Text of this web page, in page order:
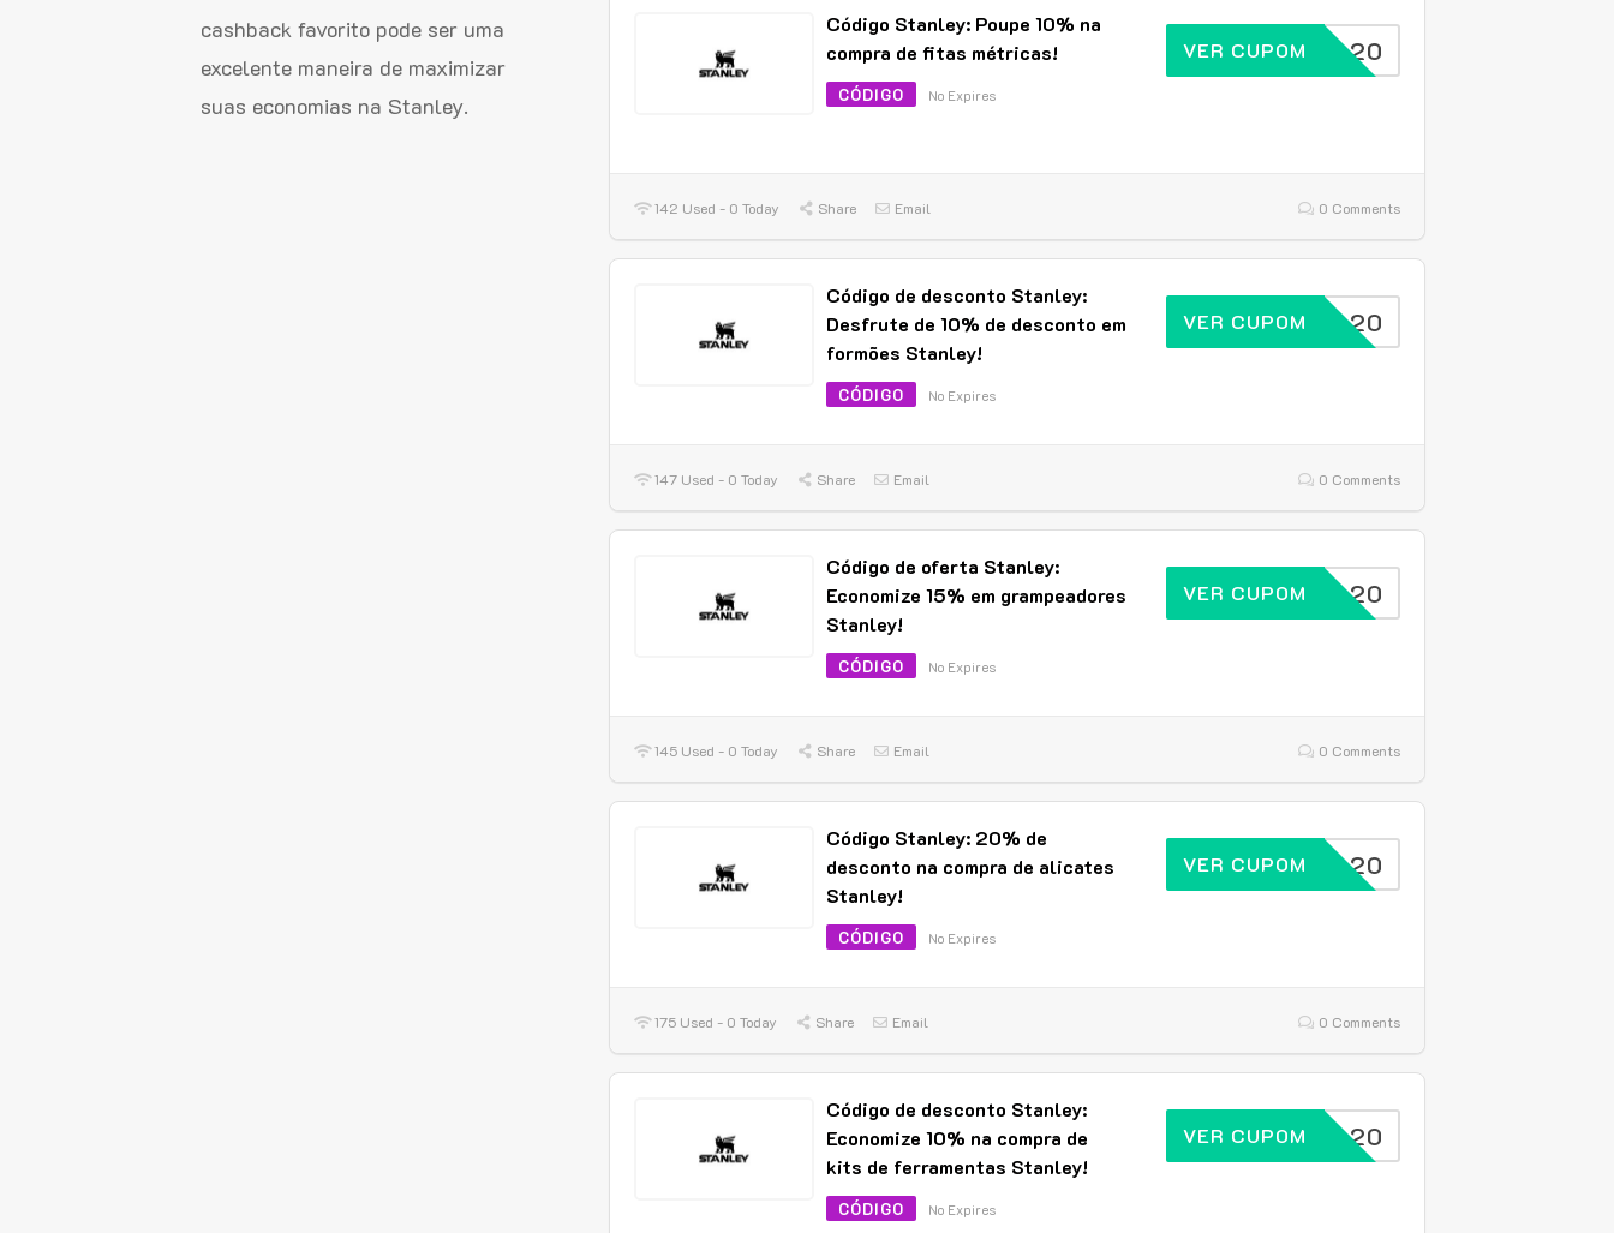
Código Stanley: Poupe 10% na
compra de fitas métricas!
CÓDIGO No Expires
BRASIL20
VER CUPOM
142 Used - 0 Today Share Email 0 Comments
Código de desconto Stanley:
Desfrute de 10% de desconto em
formões Stanley!
CÓDIGO No Expires
BRASIL20
VER CUPOM
147 Used - 0 Today Share Email 0 Comments
Código de oferta Stanley:
Economize 15% em grampeadores
Stanley!
CÓDIGO No Expires
BRASIL20
VER CUPOM
145 Used - 0 Today Share Email 0 Comments
Código Stanley: 20% de
desconto na compra de alicates
Stanley!
CÓDIGO No Expires
BRASIL20
VER CUPOM
175 Used - 0 Today Share Email 0 Comments
Código de desconto Stanley:
Economize 10% na compra de
kits de ferramentas Stanley!
CÓDIGO No Expires
BRASIL20
VER CUPOM
cashback favorito pode ser uma
excelente maneira de maximizar
suas economias na Stanley.